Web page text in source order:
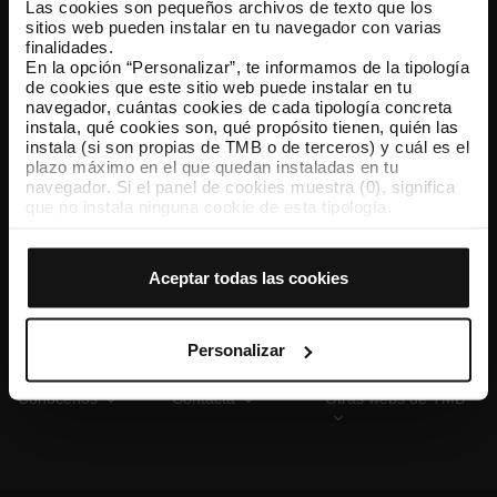
Las cookies son pequeños archivos de texto que los
sitios web pueden instalar en tu navegador con varias
finalidades.
En la opción “Personalizar”, te informamos de la tipología
de cookies que este sitio web puede instalar en tu
navegador, cuántas cookies de cada tipología concreta
instala, qué cookies son, qué propósito tienen, quién las
instala (si son propias de TMB o de terceros) y cuál es el
plazo máximo en el que quedan instaladas en tu
navegador. Si el panel de cookies muestra (0), significa
que no instala ninguna cookie de esta tipología.
que todas estas cookies se instalen en tu navegador.
tipología de cookies permite indicar si quieres que se
instalen o no las cookies de esa clase.
Una vez que hayas marcado tus preferencias, debes
hacer clic en “Seleccionar y configurar”. Así se instalarán
previamente. Te sugerimos que selecciones las cookies
de personalización, porque permiten recordar tus
opciones de navegación (como el idioma) y mejoran tu
Aceptar todas las cookies
Personalizar
TMB App
Descárgate TMB App y compra tus billetes
App Store Google Play
Conócenos Contacta Otras webs de TMB